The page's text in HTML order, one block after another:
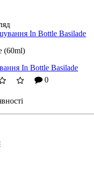
(60ml)
In Bottle Basilade
0